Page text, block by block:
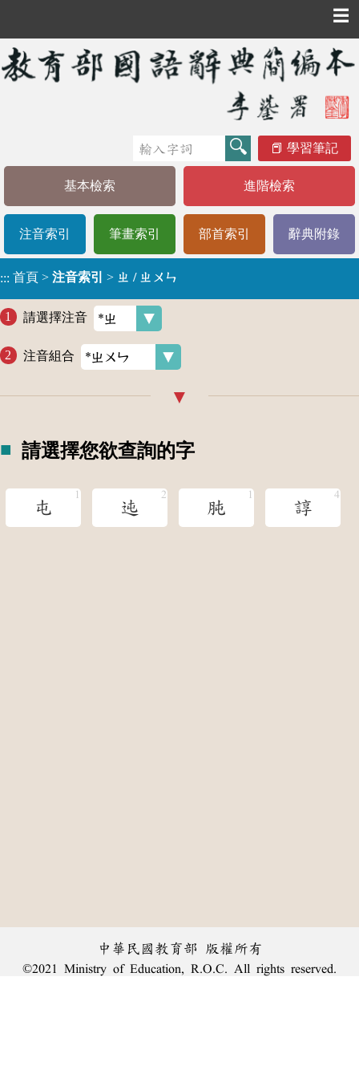
☰
學習筆記
基本檢索 進階檢索
注音索引 筆畫索引 部首索引 辭典附錄
::: 首頁 > 注音索引 > ㄓ / ㄓㄨㄣ
請選擇注音
注音組合
請選擇您欲查詢的字
屯 迍 肫 諄
中華民國教育部 版權所有
©2021 Ministry of Education, R.O.C. All rights reserved.